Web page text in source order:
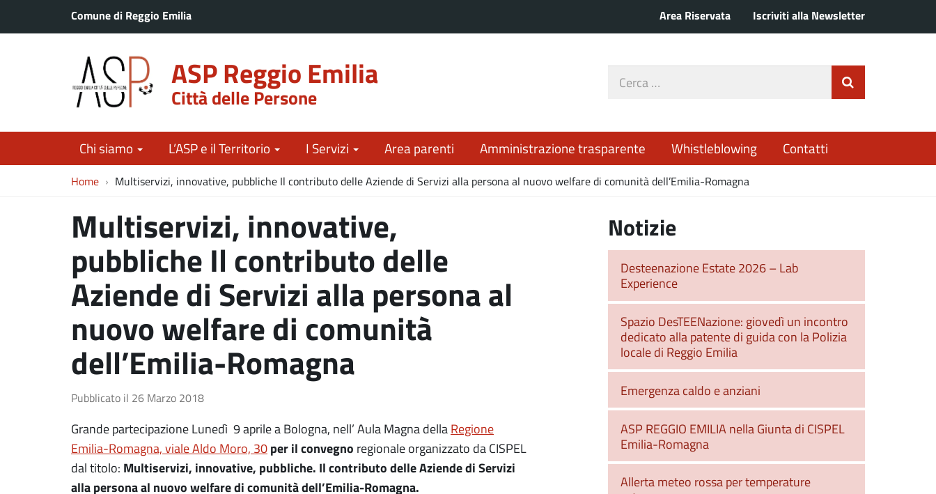
Comune di Reggio Emilia Area Riservata Iscriviti alla Newsletter
ASP Reggio Emilia
Città delle Persone
Cerca
Chi siamo L’ASP e il Territorio I Servizi Area parenti Amministrazione trasparente Whistleblowing Contatti
Home Multiservizi, innovative, pubbliche Il contributo delle Aziende di Servizi alla persona al nuovo welfare di comunità dell’Emilia-Romagna
Multiservizi, innovative,
pubbliche Il contributo delle
Aziende di Servizi alla persona al
nuovo welfare di comunità
dell’Emilia-Romagna
Pubblicato il 26 Marzo 2018
Grande partecipazione Lunedì 9 aprile a Bologna, nell’ Aula Magna della Regione
Emilia-Romagna, viale Aldo Moro, 30 per il convegno regionale organizzato da CISPEL
dal titolo: Multiservizi, innovative, pubbliche. Il contributo delle Aziende di Servizi
alla persona al nuovo welfare di comunità dell’Emilia-Romagna.
Notizie
Desteenazione Estate 2026 – Lab
Experience
Spazio DesTEENazione: giovedì un incontro
dedicato alla patente di guida con la Polizia
locale di Reggio Emilia
Emergenza caldo e anziani
ASP REGGIO EMILIA nella Giunta di CISPEL
Emilia-Romagna
Allerta meteo rossa per temperature